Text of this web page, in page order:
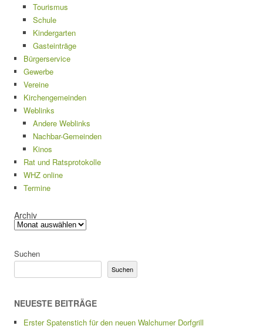
Tourismus
Schule
Kindergarten
Gasteinträge
Bürgerservice
Gewerbe
Vereine
Kirchengemeinden
Weblinks
Andere Weblinks
Nachbar-Gemeinden
Kinos
Rat und Ratsprotokolle
WHZ online
Termine
Archiv
Suchen
Suchen
NEUESTE BEITRÄGE
Erster Spatenstich für den neuen Walchumer Dorfgrill